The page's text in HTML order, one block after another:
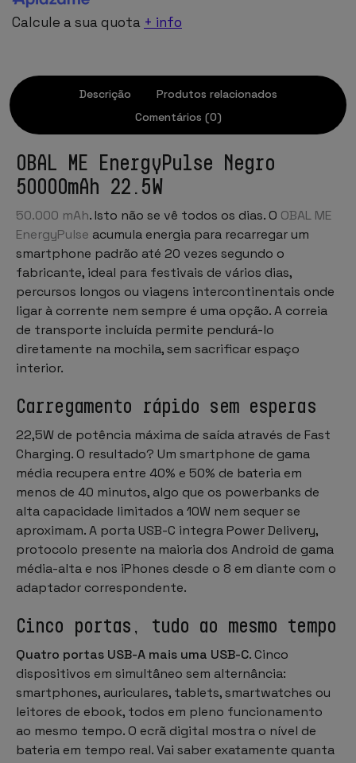
Calcule a sua quota + info
Descrição
Produtos relacionados
Comentários (0)
OBAL ME EnergyPulse Negro
50000mAh 22.5W
50.000 mAh. Isto não se vê todos os dias. O OBAL ME
EnergyPulse acumula energia para recarregar um
smartphone padrão até 20 vezes segundo o
fabricante, ideal para festivais de vários dias,
percursos longos ou viagens intercontinentais onde
ligar à corrente nem sempre é uma opção. A correia
de transporte incluída permite pendurá-lo
diretamente na mochila, sem sacrificar espaço
interior.
Carregamento rápido sem esperas
22,5W de potência máxima de saída através de Fast
Charging. O resultado? Um smartphone de gama
média recupera entre 40% e 50% de bateria em
menos de 40 minutos, algo que os powerbanks de
alta capacidade limitados a 10W nem sequer se
aproximam. A porta USB-C integra Power Delivery,
protocolo presente na maioria dos Android de gama
média-alta e nos iPhones desde o 8 em diante com o
adaptador correspondente.
Cinco portas, tudo ao mesmo tempo
Quatro portas USB-A mais uma USB-C. Cinco
dispositivos em simultâneo sem alternância:
smartphones, auriculares, tablets, smartwatches ou
leitores de ebook, todos em pleno funcionamento
ao mesmo tempo. O ecrã digital mostra o nível de
bateria em tempo real. Vai saber exatamente quanta